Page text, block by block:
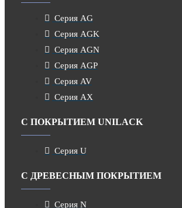
Серия AG
Серия AGK
Серия AGN
Серия AGP
Серия AV
Серия AX
С ПОКРЫТИЕМ UNILACK
Серия U
С ДРЕВЕСНЫМ ПОКРЫТИЕМ
Серия N